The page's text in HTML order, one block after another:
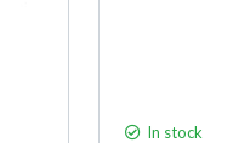
In stock